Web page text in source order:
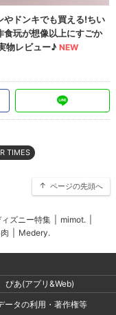
TIMES
ページの先頭へ
ズニー特集 mimot.
Medery.
ぴあ(アプリ&Web)
ータの利用・著作権等